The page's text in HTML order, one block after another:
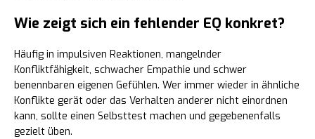
Wie zeigt sich ein fehlender EQ konkret?
Häufig in impulsiven Reaktionen, mangelnder
Konfliktfähigkeit, schwacher Empathie und schwer
benennbaren eigenen Gefühlen. Wer immer wieder in ähnliche
Konflikte gerät oder das Verhalten anderer nicht einordnen
kann, sollte einen Selbsttest machen und gegebenenfalls
gezielt üben.